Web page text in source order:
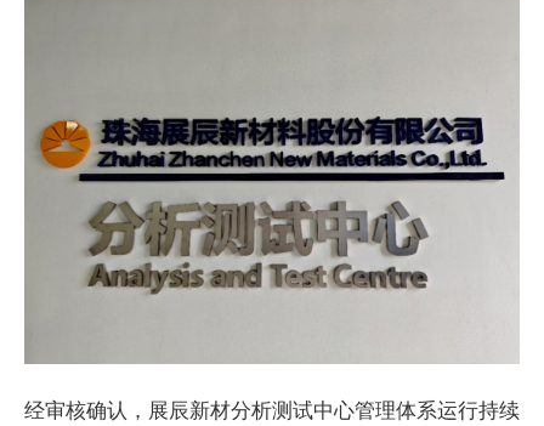
经审核确认，展辰新材分析测试中心管理体系运行持续